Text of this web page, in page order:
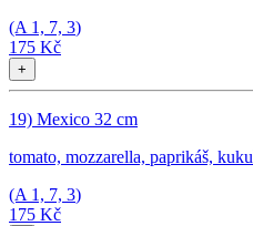
(A 1, 7, 3)
175 Kč
+
19) Mexico 32 cm
tomato, mozzarella, paprikáš,
(A 1, 7, 3)
175 Kč